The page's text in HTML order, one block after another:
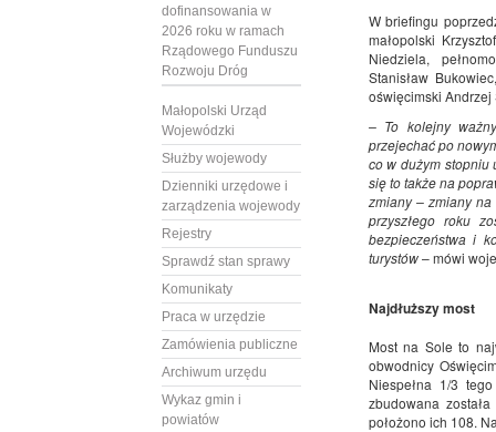
dofinansowania w
2026 roku w ramach
Rządowego Funduszu
Rozwoju Dróg
Małopolski Urząd
Wojewódzki
Służby wojewody
Dzienniki urzędowe i
zarządzenia wojewody
Rejestry
Sprawdź stan sprawy
Komunikaty
Praca w urzędzie
Zamówienia publiczne
Archiwum urzędu
Wykaz gmin i
powiatów
W briefingu
małopolski
Niedziela,
Stanisław
oświęcimski
– To kolejny
przejechać po
co w dużym stopniu
się to także na
zmiany – zmiany
przyszłego roku
bezpieczeństwa i
turystów– mówi
Najdłuższy most
Most na Sole to
obwodnicy
Niespełna 1/3
zbudowana
położono ich 108.